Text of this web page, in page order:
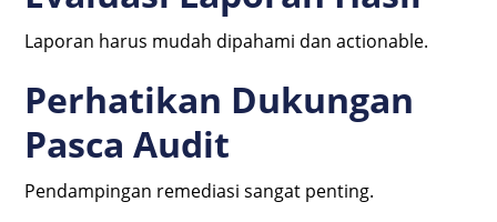
Laporan harus mudah dipahami dan actionable.
Perhatikan Dukungan
Pasca Audit
Pendampingan remediasi sangat penting.